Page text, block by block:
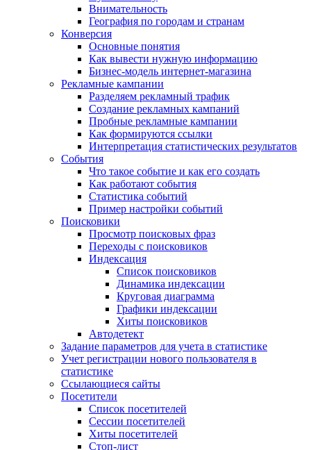
Внимательность
География по городам и странам
Конверсия
Основные понятия
Как вывести нужную информацию
Бизнес-модель интернет-магазина
Рекламные кампании
Разделяем рекламный трафик
Создание рекламных кампаний
Пробные рекламные кампании
Как формируются ссылки
Интерпретация статистических результатов
События
Что такое событие и как его создать
Как работают события
Статистика событий
Пример настройки событий
Поисковики
Просмотр поисковых фраз
Переходы с поисковиков
Индексация
Список поисковиков
Динамика индексации
Круговая диаграмма
Графики индексации
Хиты поисковиков
Автодетект
Задание параметров для учета в статистике
Учет регистрации нового пользователя в
статистике
Ссылающиеся сайты
Посетители
Список посетителей
Сессии посетителей
Хиты посетителей
Стоп-лист